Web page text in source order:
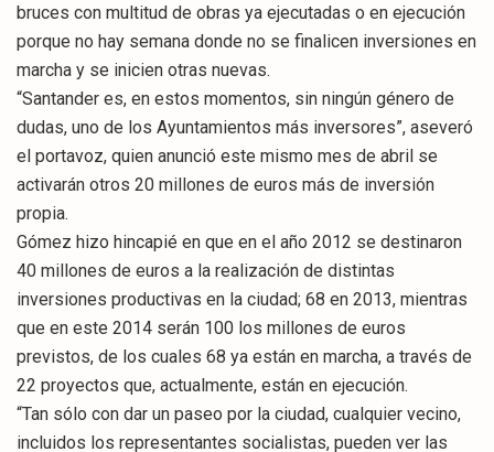
bruces con multitud de obras ya ejecutadas o en ejecución
porque no hay semana donde no se finalicen inversiones en
marcha y se inicien otras nuevas.
“Santander es, en estos momentos, sin ningún género de
dudas, uno de los Ayuntamientos más inversores”, aseveró
el portavoz, quien anunció este mismo mes de abril se
activarán otros 20 millones de euros más de inversión
propia.
Gómez hizo hincapié en que en el año 2012 se destinaron
40 millones de euros a la realización de distintas
inversiones productivas en la ciudad; 68 en 2013, mientras
que en este 2014 serán 100 los millones de euros
previstos, de los cuales 68 ya están en marcha, a través de
22 proyectos que, actualmente, están en ejecución.
“Tan sólo con dar un paseo por la ciudad, cualquier vecino,
incluidos los representantes socialistas, pueden ver las